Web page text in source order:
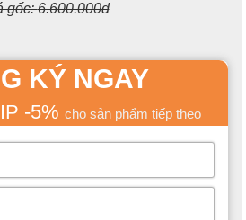
gốc:6.600.000đ
KÝ NGAY
-5% cho sản phẩm tiếp theo